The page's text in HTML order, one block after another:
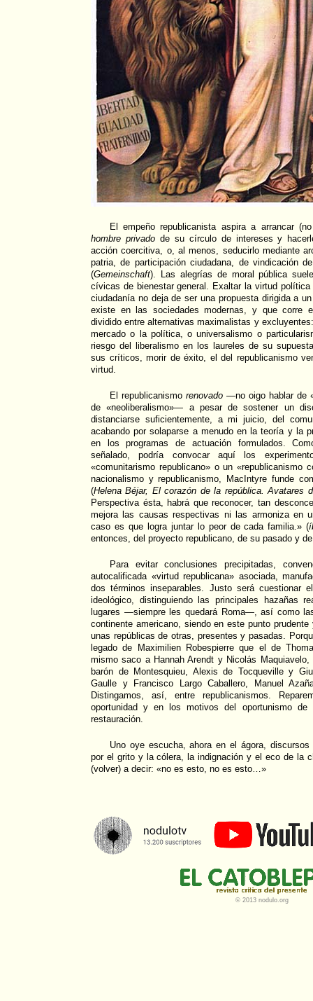
El empeño republicanista aspira a arrancar
hombre privadode su círculo de intereses y
acción coercitiva, o, al menos, seducirlo mediante
patria, de participación ciudadana, de vindicación
(Gemeinschaft). Las alegrías de moral pública
cívicas de bienestar general. Exaltar la virtud
ciudadanía no deja de ser una propuesta dirigida a
existe en las sociedades modernas, y que corre
dividido entre alternativas maximalistas y
mercado o la política, o universalismo o
riesgo del liberalismo en los laureles de su
sus críticos, morir de éxito, el del republicanismo
virtud.
El republicanismo renovado—no oigo hablar de
de «neoliberalismo»— a pesar de sostener un
distanciarse suficientemente, a mi juicio, del
acabando por solaparse a menudo en la teoría y la
en los programas de actuación formulados.
señalado, podría convocar aquí los
«comunitarismo republicano» o un «republicanismo
nacionalismo y republicanismo, MacIntyre funde
(Helena Béjar, El corazón de la república. Avatares
Perspectiva ésta, habrá que reconocer, tan
mejora las causas respectivas ni las armoniza en
caso es que logra juntar lo peor de cada familia.» (
entonces, del proyecto republicano, de su pasado y
Para evitar conclusiones precipitadas,
autocalificada «virtud republicana» asociada,
dos términos inseparables. Justo será cuestionar
ideológico, distinguiendo las principales hazañas
lugares —siempre les quedará Roma—, así como
continente americano, siendo en este punto
unas repúblicas de otras, presentes y pasadas.
legado de Maximilien Robespierre que el de
mismo saco a Hannah Arendt y Nicolás
barón de Montesquieu, Alexis de Tocqueville y
Gaulle y Francisco Largo Caballero, Manuel
Distingamos, así, entre republicanismos.
oportunidad y en los motivos del oportunismo de
restauración.
Uno oye escucha, ahora en el ágora, discursos
por el grito y la cólera, la indignación y el eco de la
(volver) a decir: «no es esto, no es esto…»
© 2013 nodulo.org